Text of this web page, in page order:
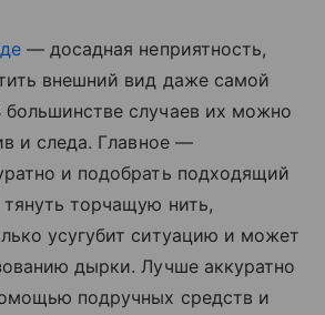
— досадная неприятность,
внешний вид даже самой
случаев их можно
и следа. Главное —
и подобрать подходящий
торчащую нить,
усугубит ситуацию и может
дырки. Лучше аккуратно
подручных средств и